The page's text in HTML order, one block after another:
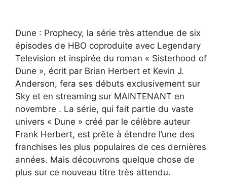
Dune : Prophecy, la série très attendue de six
épisodes de HBO coproduite avec Legendary
Television et inspirée du roman « Sisterhood of
Dune », écrit par Brian Herbert et Kevin J.
Anderson, fera ses débuts exclusivement sur
Sky et en streaming sur MAINTENANT en
novembre . La série, qui fait partie du vaste
univers « Dune » créé par le célèbre auteur
Frank Herbert, est prête à étendre l’une des
franchises les plus populaires de ces dernières
années. Mais découvrons quelque chose de
plus sur ce nouveau titre très attendu.